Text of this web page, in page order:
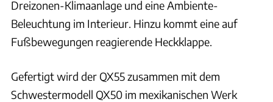
Dreizonen-Klimaanlage und eine Ambiente-
Beleuchtung im Interieur. Hinzu kommt eine auf
Fußbewegungen reagierende Heckklappe.
Gefertigt wird der QX55 zusammen mit dem
Schwestermodell QX50 im mexikanischen Werk